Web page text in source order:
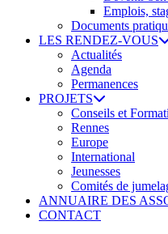
Emplois,
Documents
LES RENDEZ-VOUS
Actualités
Agenda
Permanences
PROJETS
Conseils et
Rennes
Europe
International
Jeunesses
Comités de
ANNUAIRE DES
CONTACT